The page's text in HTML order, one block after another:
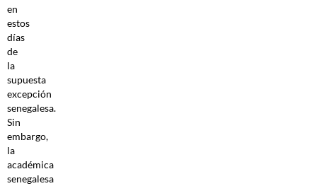
en
estos
días
de
la
supuesta
excepción
senegalesa.
Sin
embargo,
la
académica
senegalesa